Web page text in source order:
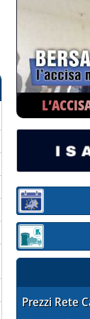
Sezione:
Sezione:
Prezzi Rete